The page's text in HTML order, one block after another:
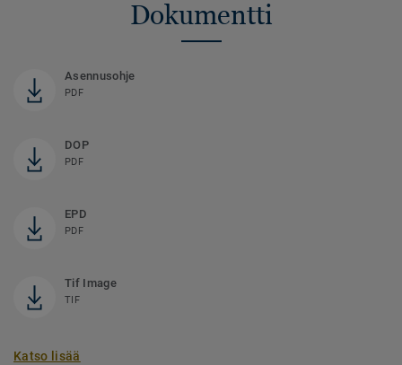
Dokumentti
Asennusohje
PDF
DOP
PDF
EPD
PDF
Tif Image
TIF
Katso lisää